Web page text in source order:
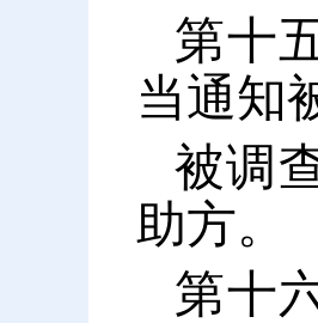
第十
当通知
被调
助方。
第十